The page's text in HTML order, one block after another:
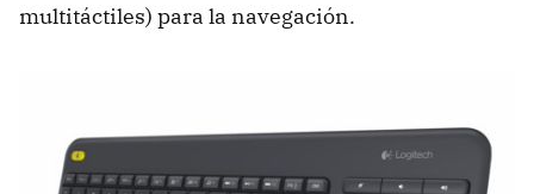
multitáctiles) para la navegación.